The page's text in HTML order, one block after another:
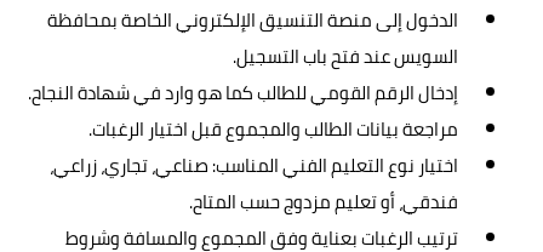
الدخول إلى منصة التنسيق الإلكتروني الخاصة بمحافظة
السويس عند فتح باب التسجيل.
إدخال الرقم القومي للطالب كما هو وارد في شهادة النجاح.
مراجعة بيانات الطالب والمجموع قبل اختيار الرغبات.
اختيار نوع التعليم الفني المناسب: صناعي، تجاري، زراعي،
فندقي، أو تعليم مزدوج حسب المتاح.
ترتيب الرغبات بعناية وفق المجموع والمسافة وشروط